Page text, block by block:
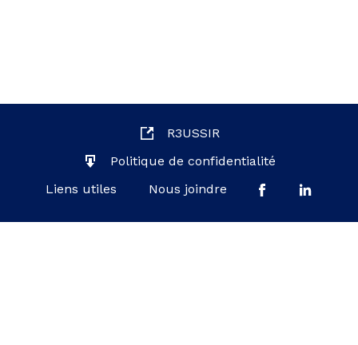
R3USSIR
Politique de confidentialité
Liens utiles
Nous joindre